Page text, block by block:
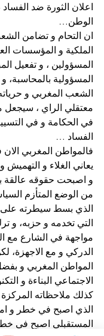
اعلان الثورة ضد الفساد
الوطن…
ان التحام و تضامن
الملكية و المؤسسات
المسؤولين ، و تفعيل
المسؤولية بالمحاسبة،
الشعب المغربي و
معتقلي الراي ، سيجعل
في الحكامة و في
الفساد …
فالمواطن المغربي
يعاني الغلاء و التهميش
و اصبحت حقوقه عالقة
من الوضع المتأزم
الذي بسط سيطرته على
التي تخدمه و حزبه، و
مواجهة في الشارع مع
الدركي و مع الاجهزة،
المواطن المغربي و
الاجتماعي البناءة و
كذلك ملاحظاته المركزة
الذي اصبح في خطر و امن
المستقبلي اصبح في